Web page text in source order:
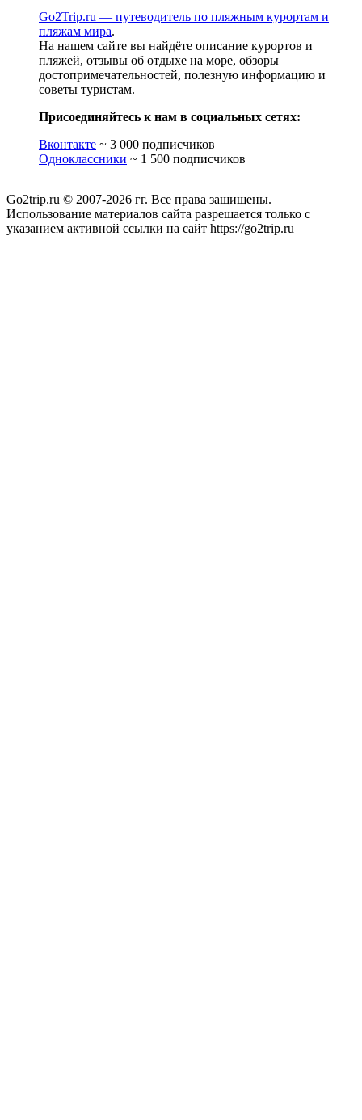
Go2Trip.ru — путеводитель по пляжным курортам и
пляжам мира.
На нашем сайте вы найдёте описание курортов и
пляжей, отзывы об отдыхе на море, обзоры
достопримечательностей, полезную информацию и
советы туристам.
Присоединяйтесь к нам в социальных сетях:
Вконтакте ~ 3 000 подписчиков
Одноклассники ~ 1 500 подписчиков
Go2trip.ru © 2007-2026 гг. Все права защищены.
Использование материалов сайта разрешается только с
указанием активной ссылки на сайт https://go2trip.ru